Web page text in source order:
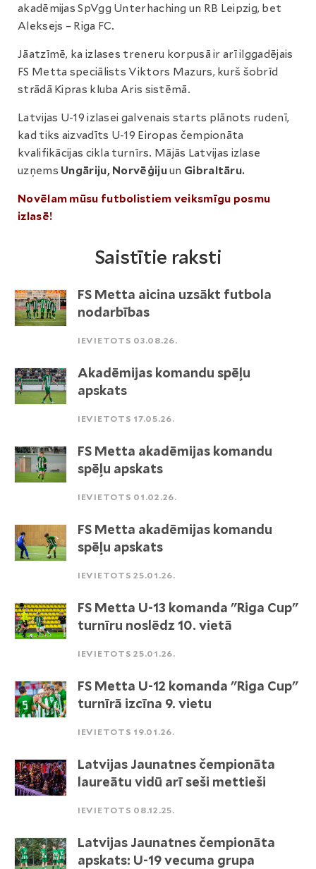
akadēmijas SpVgg Unterhaching un RB Leipzig, bet
Aleksejs – Riga FC.
Jāatzīmē, ka izlases treneru korpusā ir arī ilggadējais
FS Metta speciālists Viktors Mazurs, kurš šobrīd
strādā Kipras kluba Aris sistēmā.
Latvijas U-19 izlasei galvenais starts plānots rudenī,
kad tiks aizvadīts U-19 Eiropas čempionāta
kvalifikācijas cikla turnīrs. Mājās Latvijas izlase
uzņems Ungāriju, Norvēģijuun Gibraltāru.
Novēlam mūsu futbolistiem veiksmīgu posmu
izlasē!
Saistītie raksti
FS Metta aicina uzsākt futbola
nodarbības
IEVIETOTS 03.08.26.
Akadēmijas komandu spēļu
apskats
IEVIETOTS 17.05.26.
FS Metta akadēmijas komandu
spēļu apskats
IEVIETOTS 01.02.26.
FS Metta akadēmijas komandu
spēļu apskats
IEVIETOTS 25.01.26.
FS Metta U-13 komanda "Riga Cup"
turnīru noslēdz 10. vietā
IEVIETOTS 25.01.26.
FS Metta U-12 komanda "Riga Cup"
turnīrā izcīna 9. vietu
IEVIETOTS 19.01.26.
Latvijas Jaunatnes čempionāta
laureātu vidū arī seši mettieši
IEVIETOTS 08.12.25.
Latvijas Jaunatnes čempionāta
apskats: U-19 vecuma grupa